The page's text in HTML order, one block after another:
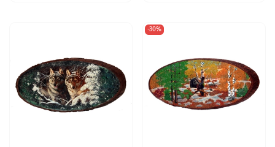
-30%